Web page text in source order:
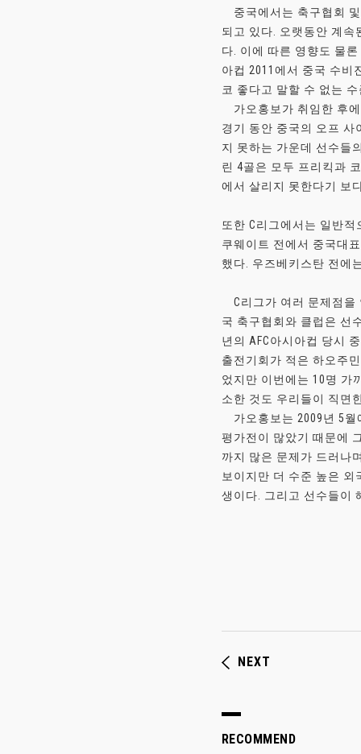
중국에서는 축구협회
되고 있다. 오랫동안 계속
다. 이에 따른 영향도 물
아컵 2011에서 중국 수비
코 좋다고 말할 수 없는
가오홍보가 취임한 후
경기 동안 중국의 오프 사
지 못하는 가운데 선수들
린 4골은 모두 프리킥과
에서 살리지 못한다기 보
또한 C리그에서는 일반
쿠웨이트 전에서 중국대
했다. 우즈베키스탄 전에
C리그가 여러 문제점을
국 축구협회와 클럽은 선
년의 AFC아시아컵 당시
출전기회가 적은 하오주
었지만 이번에는 10명 가
소한 것도 우리들이 직면
가오홍보는 2009년 5월
평가전이 많았기 때문에
까지 많은 문제가 드러나
보이지만 더 수준 높은
생이다. 그리고 선수들이
NEXT
RECOMMEND